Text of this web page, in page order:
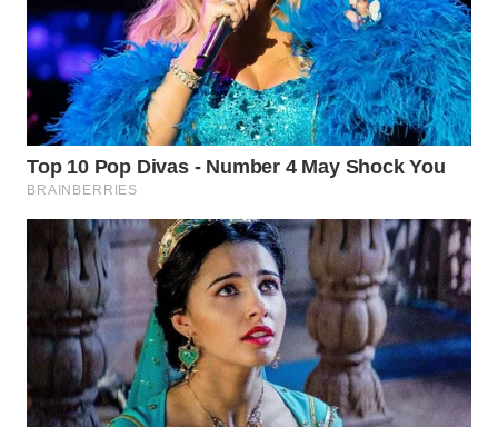
WAHANA
INFRASTRUKTUR
WAHANA
KONSUMEN
WAHANA
LISTRIK
WAHANA
TRAVEL
WAHANA
TV